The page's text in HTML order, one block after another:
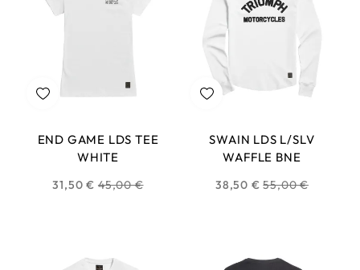
END GAME LDS TEE
WHITE
31,50 € Prix
45,00 €
SWAIN LDS L/SLV
WAFFLE BNE
38,50 € Prix
55,00 €